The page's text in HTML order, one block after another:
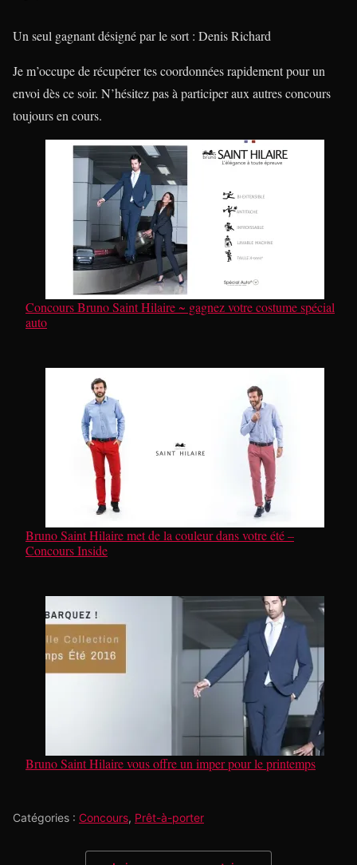
Un seul gagnant désigné par le sort : Denis Richard
Je m’occupe de récupérer tes coordonnées rapidement pour un
envoi dès ce soir. N’hésitez pas à participer aux autres concours
toujours en cours.
Concours Bruno Saint Hilaire ~ gagnez votre costume spécial
auto
Bruno Saint Hilaire met de la couleur dans votre été –
Concours Inside
Bruno Saint Hilaire vous offre un imper pour le printemps
Catégories : Concours, Prêt-à-porter